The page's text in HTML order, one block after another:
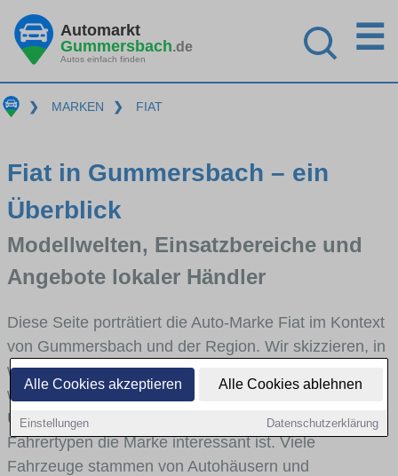
Alle Cookies akzeptieren Alle Cookies ablehnen
Einstellungen Datenschutzerklärung
Automarkt
Gummersbach.de
Autos einfach finden
☰
❯ MARKEN ❯ FIAT
Fiat in Gummersbach – ein
Überblick
Modellwelten, Einsatzbereiche und
Angebote lokaler Händler
Diese Seite porträtiert die Auto-Marke Fiat im Kontext
von Gummersbach und der Region. Wir skizzieren, in
welchen Fahrzeugklassen Fiat stark vertreten ist,
welche Modellreihen häufig im Stadt- und
Umlandverkehr zu sehen sind und für welche
Fahrertypen die Marke interessant ist. Viele
Fahrzeuge stammen von Autohäusern und